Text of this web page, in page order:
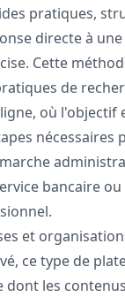
pratiques,
directe à une
Cette
de
où l'objectif
nécessaires
bancaire
et
ce type de
dont les